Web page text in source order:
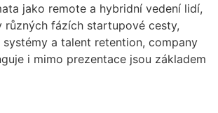
jako remote a hybridní vedení lidí,
různých fázích startupové cesty,
a talent retention, company
i mimo prezentace jsou základem